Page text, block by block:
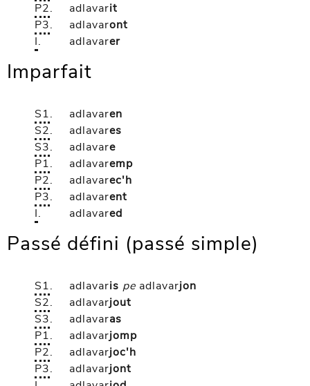
P2. adlavarit
P3. adlavaront
I. adlavarer
Imparfait
S1. adlavaren
S2. adlavares
S3. adlavare
P1. adlavaremp
P2. adlavarec'h
P3. adlavarent
I. adlavared
Passé défini (passé simple)
S1. adlavaris pe adlavarjon
S2. adlavarjout
S3. adlavaras
P1. adlavarjomp
P2. adlavarjoc'h
P3. adlavarjont